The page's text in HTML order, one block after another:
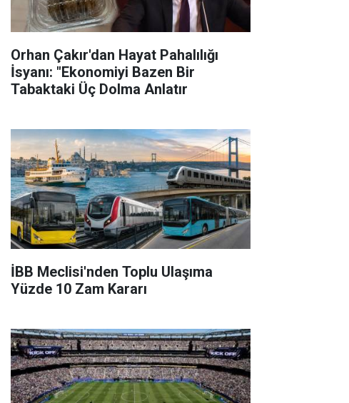
Orhan Çakır'dan Hayat Pahalılığı
İsyanı: "Ekonomiyi Bazen Bir
Tabaktaki Üç Dolma Anlatır
İBB Meclisi'nden Toplu Ulaşıma
Yüzde 10 Zam Kararı